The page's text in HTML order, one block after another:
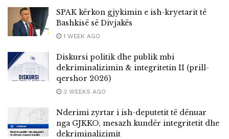
SPAK kërkon gjykimin e ish-kryetarit të
Bashkisë së Divjakës
1 WEEK AGO
Diskursi politik dhe publik mbi
dekriminalizimin & integritetin II (prill-
qershor 2026)
3 WEEKS AGO
Nderimi zyrtar i ish-deputetit të dënuar
nga GJKKO, mesazh kundër integritetit dhe
dekriminalizimit